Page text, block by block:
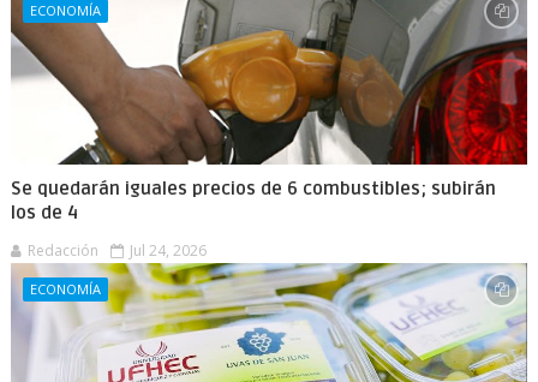
ECONOMÍA
Se quedarán iguales precios de 6 combustibles; subirán
los de 4
Redacción Jul 24, 2026
ECONOMÍA